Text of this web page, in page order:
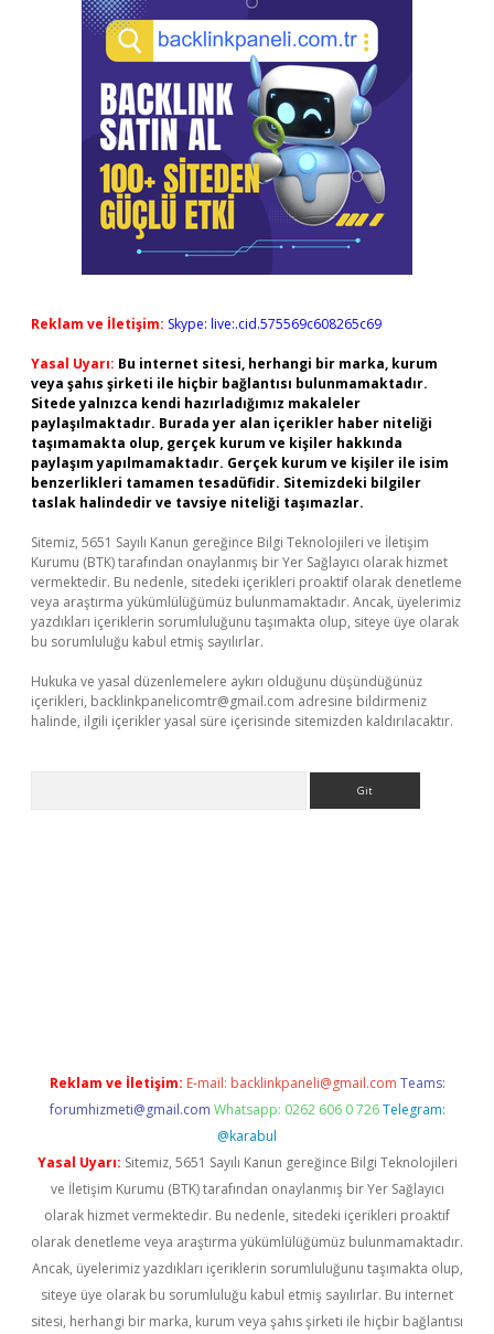
Reklam ve İletişim: Skype: live:.cid.575569c608265c69
Yasal Uyarı: Bu internet sitesi, herhangi bir marka, kurum
veya şahıs şirketi ile hiçbir bağlantısı bulunmamaktadır.
Sitede yalnızca kendi hazırladığımız makaleler
paylaşılmaktadır. Burada yer alan içerikler haber niteliği
taşımamakta olup, gerçek kurum ve kişiler hakkında
paylaşım yapılmamaktadır. Gerçek kurum ve kişiler ile isim
benzerlikleri tamamen tesadüfidir. Sitemizdeki bilgiler
taslak halindedir ve tavsiye niteliği taşımazlar.
Sitemiz, 5651 Sayılı Kanun gereğince Bilgi Teknolojileri ve İletişim
Kurumu (BTK) tarafından onaylanmış bir Yer Sağlayıcı olarak hizmet
vermektedir. Bu nedenle, sitedeki içerikleri proaktif olarak denetleme
veya araştırma yükümlülüğümüz bulunmamaktadır. Ancak, üyelerimiz
yazdıkları içeriklerin sorumluluğunu taşımakta olup, siteye üye olarak
bu sorumluluğu kabul etmiş sayılırlar.
Hukuka ve yasal düzenlemelere aykırı olduğunu düşündüğünüz
içerikleri, backlinkpanelicomtr@gmail.com adresine bildirmeniz
halinde, ilgili içerikler yasal süre içerisinde sitemizden kaldırılacaktır.
Reklam ve İletişim: E-mail: backlinkpaneli@gmail.com Teams:
forumhizmeti@gmail.com Whatsapp: 0262 606 0 726 Telegram:
@karabul
Yasal Uyarı: Sitemiz, 5651 Sayılı Kanun gereğince Bilgi Teknolojileri
ve İletişim Kurumu (BTK) tarafından onaylanmış bir Yer Sağlayıcı
olarak hizmet vermektedir. Bu nedenle, sitedeki içerikleri proaktif
olarak denetleme veya araştırma yükümlülüğümüz bulunmamaktadır.
Ancak, üyelerimiz yazdıkları içeriklerin sorumluluğunu taşımakta olup,
siteye üye olarak bu sorumluluğu kabul etmiş sayılırlar. Bu internet
sitesi, herhangi bir marka, kurum veya şahıs şirketi ile hiçbir bağlantısı